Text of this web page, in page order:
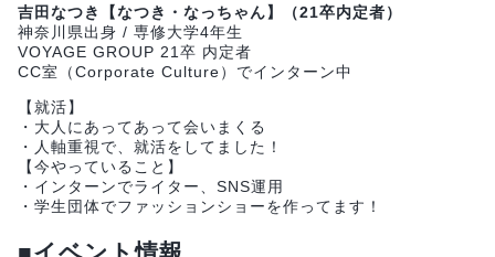
吉田なつき【なつき・なっちゃん】（21卒内定者）
神奈川県出身 / 専修大学4年生
VOYAGE GROUP 21卒 内定者
CC室（Corporate Culture）でインターン中
【就活】
・大人にあってあって会いまくる
・人軸重視で、就活をしてました！
【今やっていること】
・インターンでライター、SNS運用
・学生団体でファッションショーを作ってます！
■イベント情報